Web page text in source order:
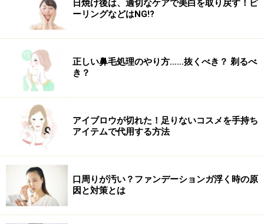
田中みな実さんのCMでもおなじみのかっさ形状のEMS
搭載の美顔器。顔だけでなく、ボディにも使えます。防
水仕様なので、入浴中にも使えるのがうれしいです。
肌に触れるEMS電極部分が当たりやすい設計になってい
る上、引き上げるように使える形状なため、ほうれい線
や頬、ふくらはぎ、二の腕など気になる部分へのアプロ
ーチが可能。引き締まった印象の肌、ボディラインへと
導きます。
また、EMSのモードが6段階と豊富なのがうれしいポイ
ント。使い始めは付属のジェルの使用がおすすめです。
日焼け後は、適切なケアで美白を取り戻す！ピ
ーリングなどはNG!?
正しい鼻毛処理のやり方……抜くべき？ 剃るべ
き？
アイブロウが切れた！足りないコスメを手持ち
アイテムで代用する方法
口周りが汚い？ファンデーションガ浮く時の原
因と対策とは